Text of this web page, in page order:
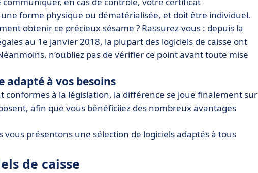
forme physique ou dématérialisée, et doit être individuel.
obtenir ce précieux sésame ? Rassurez-vous : depuis la
au 1e janvier 2018, la plupart des logiciels de caisse ont
n’oubliez pas de vérifier ce point avant toute mise
adapté à vos besoins
conformes à la législation, la différence se joue finalement sur
afin que vous bénéficiiez des nombreux avantages
présentons une sélection de logiciels adaptés à tous
de caisse